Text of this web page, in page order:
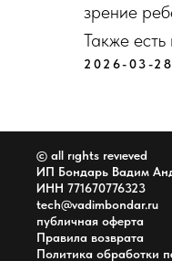
зрение
Также есть
2026-03-28
© all rıghts revıeved
ИП Бондарь Вадим
ИНН 771670776323
tech@vadimbondar.ru
публичная оферта
Правила возврата
Политика обработки